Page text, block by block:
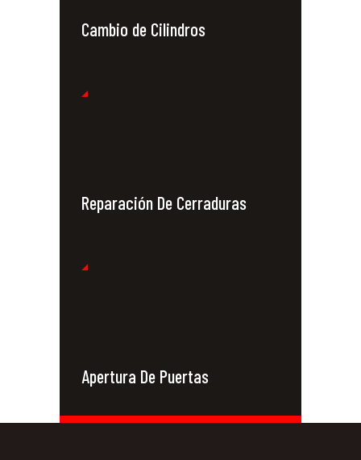
Cambio de Cilindros
Reparación De Cerraduras
Apertura De Puertas